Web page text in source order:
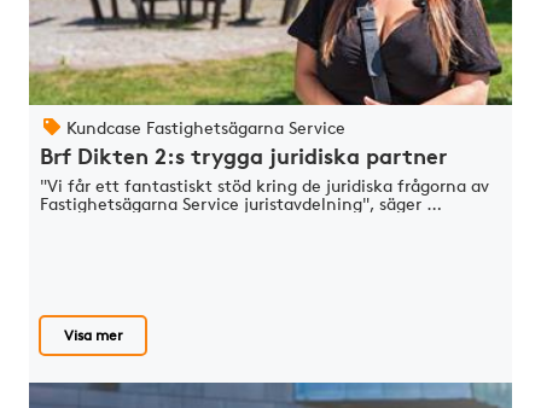
Kundcase Fastighetsägarna Service
Brf Dikten 2:s trygga juridiska partner
"Vi får ett fantastiskt stöd kring de juridiska frågorna av
Fastighetsägarna Service juristavdelning", säger …
Visa mer